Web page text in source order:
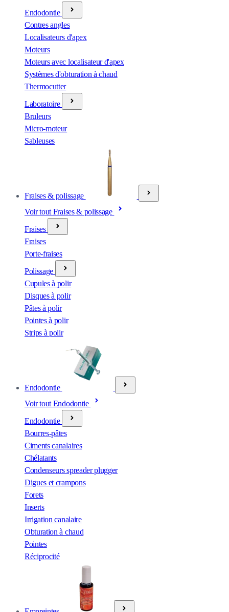
Endodontie
Contres angles
Localisateurs d'apex
Moteurs
Moteurs avec localisateur d'apex
Systèmes d'obturation à chaud
Thermocutter
Laboratoire
Bruleurs
Micro-moteur
Sableuses
Fraises & polissage
Voir tout Fraises & polissage
Fraises
Fraises
Porte-fraises
Polissage
Cupules à polir
Disques à polir
Pâtes à polir
Pointes à polir
Strips à polir
Endodontie
Voir tout Endodontie
Endodontie
Bourres-pâtes
Ciments canalaires
Chélatants
Condenseurs spreader plugger
Digues et crampons
Forets
Inserts
Irrigation canalaire
Obturation à chaud
Pointes
Réciprocité